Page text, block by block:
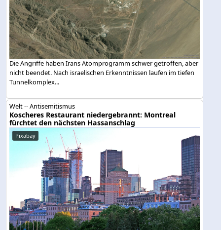
Die Angriffe haben Irans Atomprogramm schwer getroffen, aber
nicht beendet. Nach israelischen Erkenntnissen laufen im tiefen
Tunnelkomplex...
Welt -- Antisemitismus
Koscheres Restaurant niedergebrannt: Montreal
fürchtet den nächsten Hassanschlag
Pixabay